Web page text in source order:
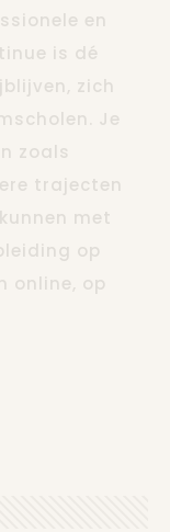
en
is dé
zich
Je
zoals
trajecten
met
op
online, op